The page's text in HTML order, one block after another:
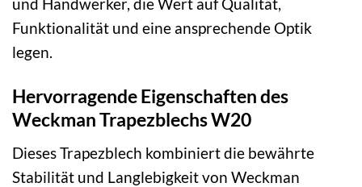
Funktionalität und eine ansprechende Optik
legen.
Hervorragende Eigenschaften des
Weckman Trapezblechs W20
Dieses Trapezblech kombiniert die bewährte
Stabilität und Langlebigkeit von Weckman